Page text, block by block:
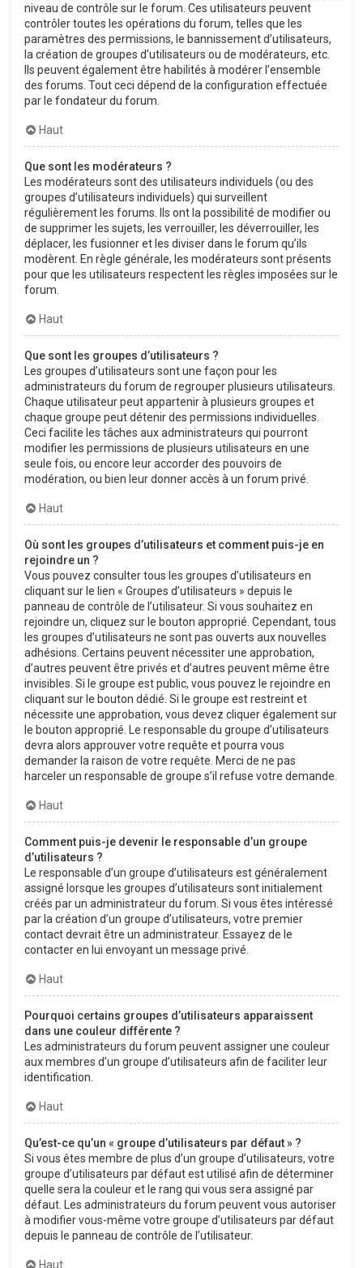
niveau de contrôle sur le forum. Ces utilisateurs peuvent
contrôler toutes les opérations du forum, telles que les
paramètres des permissions, le bannissement d’utilisateurs,
la création de groupes d’utilisateurs ou de modérateurs, etc.
Ils peuvent également être habilités à modérer l’ensemble
des forums. Tout ceci dépend de la configuration effectuée
par le fondateur du forum.
Haut
Que sont les modérateurs ?
Les modérateurs sont des utilisateurs individuels (ou des
groupes d’utilisateurs individuels) qui surveillent
régulièrement les forums. Ils ont la possibilité de modifier ou
de supprimer les sujets, les verrouiller, les déverrouiller, les
déplacer, les fusionner et les diviser dans le forum qu’ils
modèrent. En règle générale, les modérateurs sont présents
pour que les utilisateurs respectent les règles imposées sur le
forum.
Haut
Que sont les groupes d’utilisateurs ?
Les groupes d’utilisateurs sont une façon pour les
administrateurs du forum de regrouper plusieurs utilisateurs.
Chaque utilisateur peut appartenir à plusieurs groupes et
chaque groupe peut détenir des permissions individuelles.
Ceci facilite les tâches aux administrateurs qui pourront
modifier les permissions de plusieurs utilisateurs en une
seule fois, ou encore leur accorder des pouvoirs de
modération, ou bien leur donner accès à un forum privé.
Haut
Où sont les groupes d’utilisateurs et comment puis-je en
rejoindre un ?
Vous pouvez consulter tous les groupes d’utilisateurs en
cliquant sur le lien « Groupes d’utilisateurs » depuis le
panneau de contrôle de l’utilisateur. Si vous souhaitez en
rejoindre un, cliquez sur le bouton approprié. Cependant, tous
les groupes d’utilisateurs ne sont pas ouverts aux nouvelles
adhésions. Certains peuvent nécessiter une approbation,
d’autres peuvent être privés et d’autres peuvent même être
invisibles. Si le groupe est public, vous pouvez le rejoindre en
cliquant sur le bouton dédié. Si le groupe est restreint et
nécessite une approbation, vous devez cliquer également sur
le bouton approprié. Le responsable du groupe d’utilisateurs
devra alors approuver votre requête et pourra vous
demander la raison de votre requête. Merci de ne pas
harceler un responsable de groupe s’il refuse votre demande.
Haut
Comment puis-je devenir le responsable d’un groupe
d’utilisateurs ?
Le responsable d’un groupe d’utilisateurs est généralement
assigné lorsque les groupes d’utilisateurs sont initialement
créés par un administrateur du forum. Si vous êtes intéressé
par la création d’un groupe d’utilisateurs, votre premier
contact devrait être un administrateur. Essayez de le
contacter en lui envoyant un message privé.
Haut
Pourquoi certains groupes d’utilisateurs apparaissent
dans une couleur différente ?
Les administrateurs du forum peuvent assigner une couleur
aux membres d’un groupe d’utilisateurs afin de faciliter leur
identification.
Haut
Qu’est-ce qu’un « groupe d’utilisateurs par défaut » ?
Si vous êtes membre de plus d’un groupe d’utilisateurs, votre
groupe d’utilisateurs par défaut est utilisé afin de déterminer
quelle sera la couleur et le rang qui vous sera assigné par
défaut. Les administrateurs du forum peuvent vous autoriser
à modifier vous-même votre groupe d’utilisateurs par défaut
depuis le panneau de contrôle de l’utilisateur.
Haut